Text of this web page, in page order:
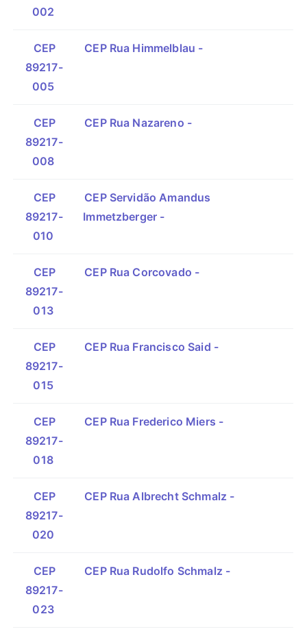
002
CEP
89217-
005
CEP Rua Himmelblau -
CEP
89217-
008
CEP Rua Nazareno -
CEP
89217-
010
CEP Servidão Amandus
Immetzberger -
CEP
89217-
013
CEP Rua Corcovado -
CEP
89217-
015
CEP Rua Francisco Said -
CEP
89217-
018
CEP Rua Frederico Miers -
CEP
89217-
020
CEP Rua Albrecht Schmalz -
CEP
89217-
023
CEP Rua Rudolfo Schmalz -